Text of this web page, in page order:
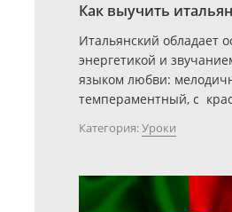
Как выучить
Итальянский обладает
энергетикой и
языком любви:
темпераментный, с
Категория:Уроки